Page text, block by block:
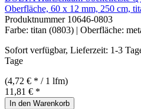
Oberfläche, 60 x 12 mm, 250 cm,
Produktnummer 10646-0803
Farbe: titan (0803) | Oberfläche:
Sofort verfügbar, Lieferzeit: 1-3
Tage
(4,72 € * / 1 lfm)
11,81 € *
In den Warenkorb